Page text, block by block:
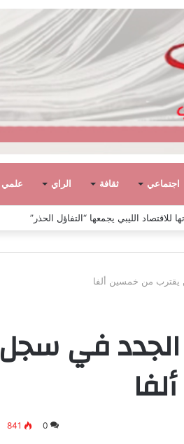
اجتماعي ثقافة الراي علمي
والانقلاب (1951 – 1969)
يقترب من خمسين ألفا
الجدد في سجل
0
841